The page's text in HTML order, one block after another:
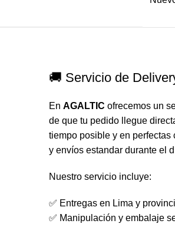
🚚 Servicio de
En AGALTIC ofrecemos un
de que tu pedido llegue
tiempo posible y en
y envíos estandar durante el
Nuestro servicio incluye:
✅ Entregas en Lima y
✅ Manipulación y embalaje